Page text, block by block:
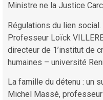
Ministre ne la Justice
Régulations du lien
Professeur Loïck
directeur de 1’institut de
humaines – université
La famille du détenu : un
Michel Massé,